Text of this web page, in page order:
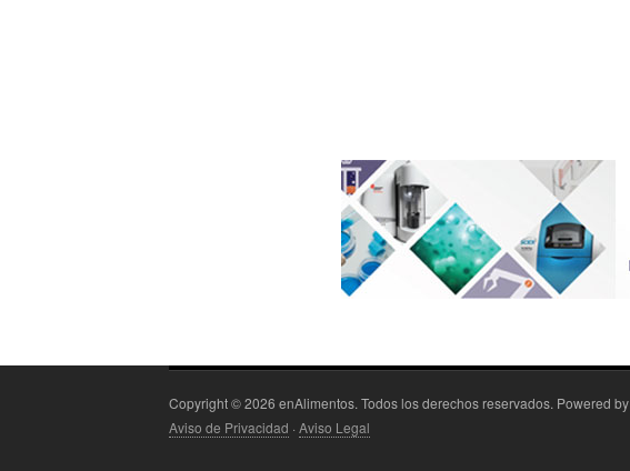
Copyright © 2026 enAlimentos. Todos los derechos reservados. Powered by
Aviso de Privacidad · Aviso Legal